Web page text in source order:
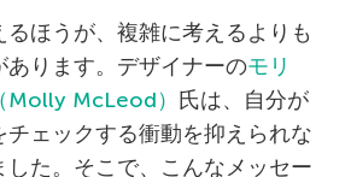
ほうが、複雑に考えるよりも
あります。デザイナーのモリ
Molly McLeod） 氏は、自分が
チェックする衝動を抑えられな
した。そこで、こんなメッセー